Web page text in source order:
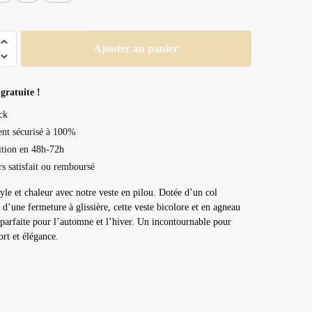
Ajouter au panier
!
sécurisé à 100%
en 48h-72h
satisfait ou remboursé
et chaleur avec notre veste en pilou. Dotée d’un col
fermeture à glissière, cette veste bicolore et en agneau
pour l’automne et l’hiver. Un incontournable pour
et élégance.